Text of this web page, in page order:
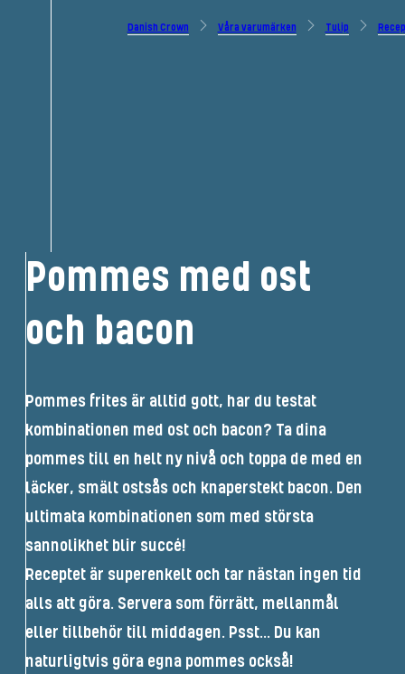
Danish Crown Våra varumärken Tulip
Pommes med ost
och bacon
Pommes frites är alltid gott, har du testat
kombinationen med ost och bacon? Ta dina
pommes till en helt ny nivå och toppa de med en
läcker, smält ostsås och knaperstekt bacon. Den
ultimata kombinationen som med största
sannolikhet blir succé!
Receptet är superenkelt och tar nästan ingen tid
alls att göra. Servera som förrätt, mellanmål
eller tillbehör till middagen. Psst... Du kan
naturligtvis göra egna pommes också!